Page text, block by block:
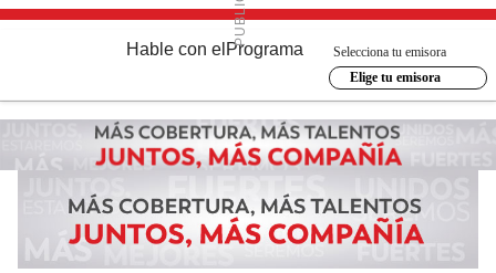
Hable con el Programa
Selecciona tu emisora
Elige tu emisora